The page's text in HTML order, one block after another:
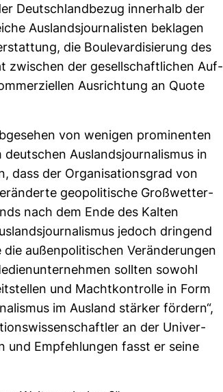
Deutsch­land­bezug inner­halb der
Aus­lands­jour­na­listen beklagen
die Bou­le­var­di­sie­rung des
zwi­schen der gesell­schaft­li­chen Auf­
Aus­rich­tung an Quote
von wenigen pro­mi­nenten
Aus­lands­jour­na­lismus in
dass der Orga­ni­sa­ti­ons­grad von
geo­po­li­ti­sche Groß­wet­ter­
nach dem Ende des Kalten
jedoch drin­gend
außen­po­li­ti­schen Ver­än­de­rungen
sollten sowohl
und Macht­kon­trolle in Form
im Aus­land stärker för­dern“,
an der Uni­ver­
und Emp­feh­lungen fasst er seine